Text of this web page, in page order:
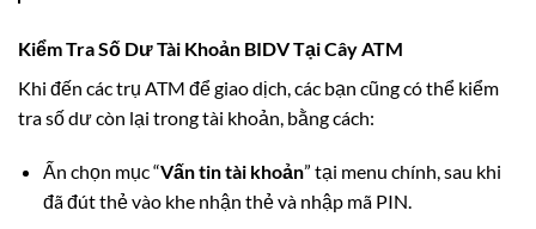
Kiểm Tra Số Dư Tài Khoản BIDV Tại Cây ATM
Khi đến các trụ ATM để giao dịch, các bạn cũng có thể kiểm
tra số dư còn lại trong tài khoản, bằng cách:
Ấn chọn mục “Vấn tin tài khoản” tại menu chính, sau khi
đã đút thẻ vào khe nhận thẻ và nhập mã PIN.